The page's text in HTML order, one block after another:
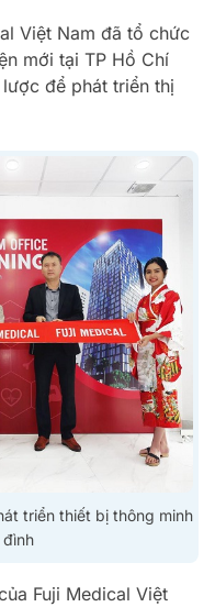
Việt Nam đã tổ chức
mới tại TP Hồ Chí
để phát triển thị
triển thiết bị thông minh
Fuji Medical Việt